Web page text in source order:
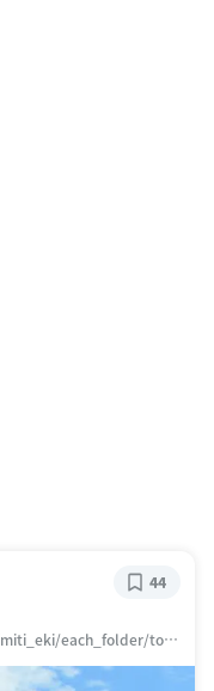
each_folder/toka
44